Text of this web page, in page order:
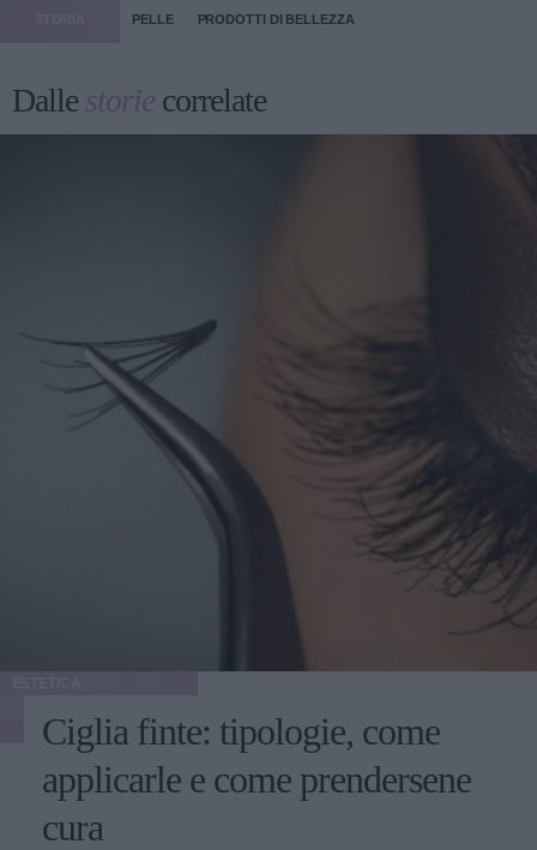
PELLE PRODOTTI DI BELLEZZA
Dallestorie correlate
Ciglia finte: tipologie, come
applicarle e come prendersene
cura